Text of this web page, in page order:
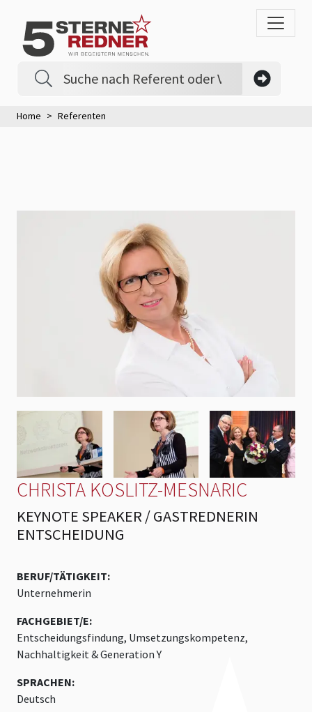
Home Referenten
CHRISTA KOSLITZ-MESNARIC
KEYNOTE SPEAKER / GASTREDNERIN
ENTSCHEIDUNG
BERUF/TÄTIGKEIT:
Unternehmerin
FACHGEBIET/E:
Entscheidungsfindung, Umsetzungskompetenz,
Nachhaltigkeit & Generation Y
SPRACHEN:
Deutsch